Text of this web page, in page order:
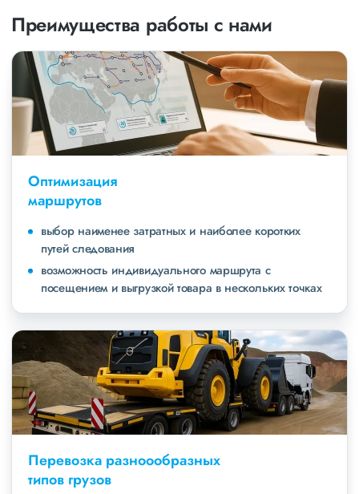
Преимущества работы с нами
Оптимизация
маршрутов
выбор наименее затратных и наиболее коротких
путей следования
возможность индивидуального маршрута с
посещением и выгрузкой товара в нескольких точках
Перевозка разноообразных
типов грузов